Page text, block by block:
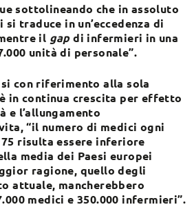
sottolineando che in assoluto
si traduce in un’eccedenza di
il gapdi infermieri in una
unità di personale”.
con riferimento alla sola
in continua crescita per effetto
e l’allungamento
“il numero di medici ogni
75 risulta essere inferiore
media dei Paesi europei
ragione, quello degli
attuale, mancherebbero
medici e 350.000 infermieri”.